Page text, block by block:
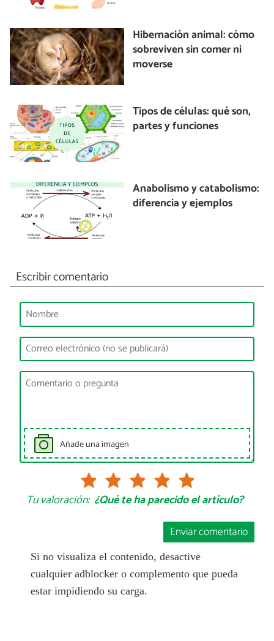
Hibernación animal: cómo
sobreviven sin comer ni
moverse
Tipos de células: qué son,
partes y funciones
Anabolismo y catabolismo:
diferencia y ejemplos
Escribir comentario
Añade una imagen
Tu valoración: ¿Qué te ha parecido el artículo?
Enviar comentario
Si no visualiza el contenido, desactive
cualquier adblocker o complemento que pueda
estar impidiendo su carga.